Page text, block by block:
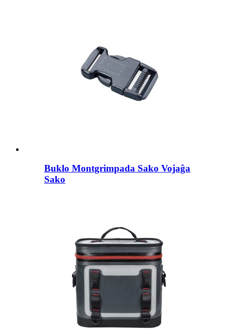
Buklo Montgrimpada Sako Vojaĝa
Sako